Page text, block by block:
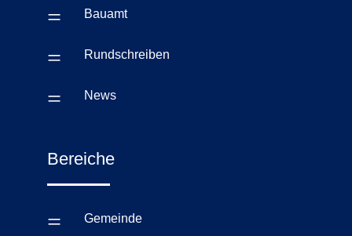
= Bauamt
= Rundschreiben
= News
Bereiche
= Gemeinde